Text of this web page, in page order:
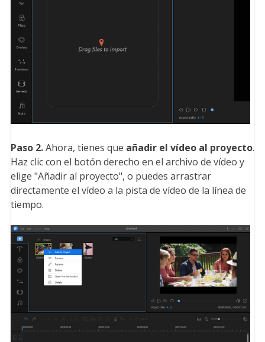
Paso 2.Ahora, tienes que añadir el vídeo al proyecto.
Haz clic con el botón derecho en el archivo de vídeo y
elige "Añadir al proyecto", o puedes arrastrar
directamente el vídeo a la pista de vídeo de la línea de
tiempo.